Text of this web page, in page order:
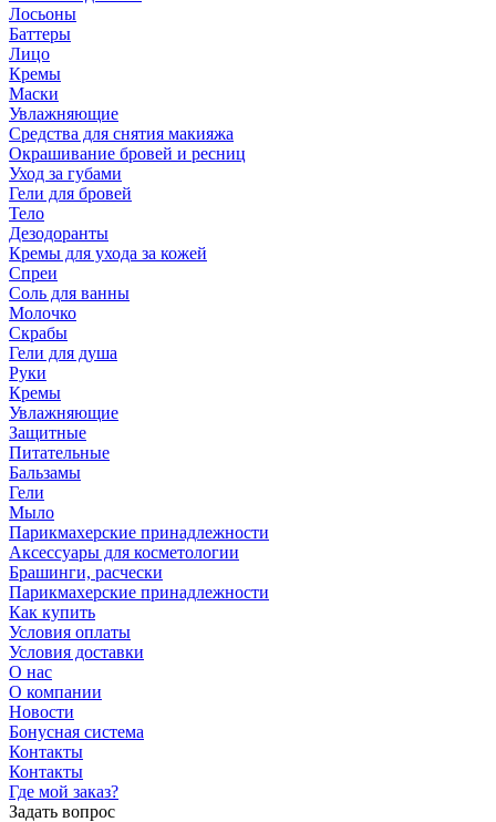
Лосьоны
Баттеры
Лицо
Кремы
Маски
Увлажняющие
Средства для снятия макияжа
Окрашивание бровей и ресниц
Уход за губами
Гели для бровей
Тело
Дезодоранты
Кремы для ухода за кожей
Спреи
Соль для ванны
Молочко
Скрабы
Гели для душа
Руки
Кремы
Увлажняющие
Защитные
Питательные
Бальзамы
Гели
Мыло
Парикмахерские принадлежности
Аксессуары для косметологии
Брашинги, расчески
Парикмахерские принадлежности
Как купить
Условия оплаты
Условия доставки
О нас
О компании
Новости
Бонусная система
Контакты
Контакты
Где мой заказ?
Задать вопрос